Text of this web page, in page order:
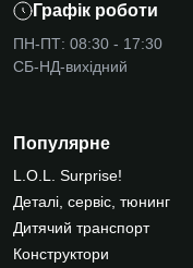
Графік роботи
ПН-ПТ: 08:30 - 17:30
СБ-НД-вихідний
Популярне
L.O.L. Surprise!
Деталі, сервіс, тюнинг
Дитячий транспорт
Конструктори